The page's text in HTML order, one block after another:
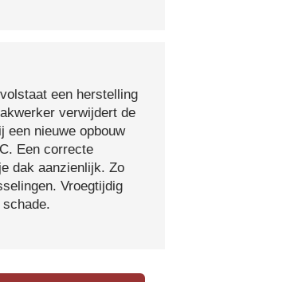
een herstelling
verwijdert de
een nieuwe opbouw
Een correcte
dak aanzienlijk. Zo
Vroegtijdig